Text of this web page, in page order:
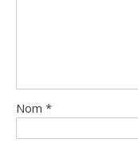
Nom *